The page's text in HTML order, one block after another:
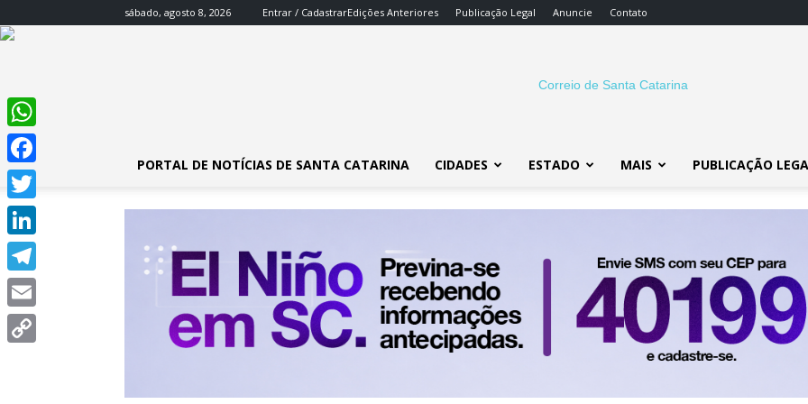
sábado, agosto 8, 2026 Entrar / CadastrarEdições Anteriores Publicação Legal Anuncie Contato
SC
PORTAL DE NOTÍCIAS DE SANTA CATARINA CIDADES ESTADO MAIS PUBLICAÇÃO
WhatsApp
Facebook
Twitter
LinkedIn
Telegram
Email